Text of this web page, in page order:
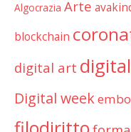
Algocrazia Arte
blockchain
digital art
Digital week